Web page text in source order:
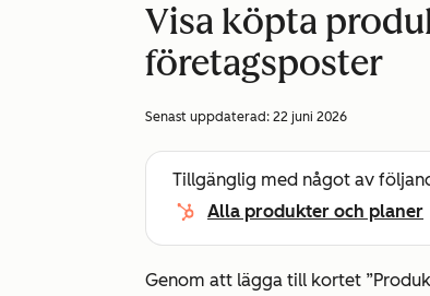
Visa köpta
företagsposter
Senast uppdaterad: 22 juni 2026
Tillgänglig med något av
Alla produkter och planer
Genom att lägga till kortet